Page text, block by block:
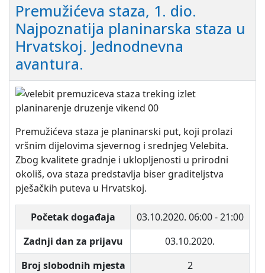
Premužićeva staza, 1. dio.
Najpoznatija planinarska staza u
Hrvatskoj. Jednodnevna
avantura.
Premužićeva staza je planinarski put, koji prolazi
vršnim dijelovima sjevernog i srednjeg Velebita.
Zbog kvalitete gradnje i uklopljenosti u prirodni
okoliš, ova staza predstavlja biser graditeljstva
pješačkih puteva u Hrvatskoj.
Početak događaja 03.10.2020. 06:00 - 21:00
Zadnji dan za prijavu
03.10.2020.
Broj slobodnih mjesta
2